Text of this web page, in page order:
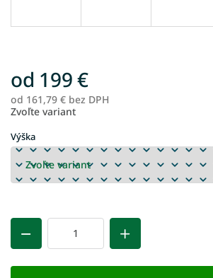
od 199 €
od 161,79 € bez DPH
Zvoľte variant
Výška